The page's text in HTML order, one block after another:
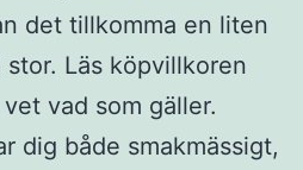
det tillkomma en liten
Läs köpvillkoren
vad som gäller.
dig både smakmässigt,